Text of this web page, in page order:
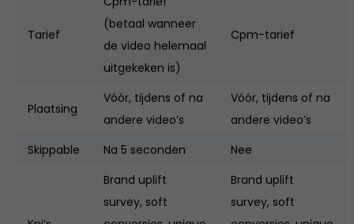
Tarief
(betaal wanneer
de video helemaal
uitgekeken is)
Cpm-tarief
Plaatsing
Vóór, tijdens of na
andere video’s
Vóór, tijdens of na
andere video’s
Skippable
Na 5 seconden Nee
Brand uplift
survey, soft
Brand uplift
survey, soft